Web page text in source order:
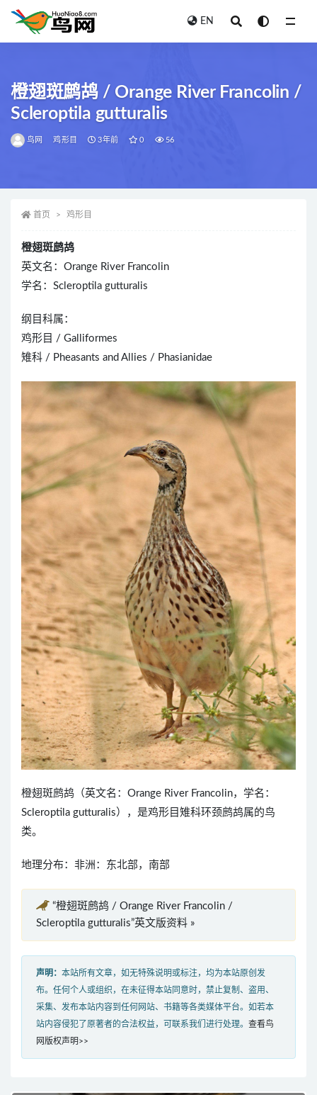
EN
橙翅斑鹧鸪 / Orange River Francolin /
Scleroptila gutturalis
鸟网 鸡形目 3年前 0 56
首页 鸡形目
橙翅斑鹧鸪
英文名：Orange River Francolin
学名：Scleroptila gutturalis
纲目科属：
鸡形目 / Galliformes
雉科 / Pheasants and Allies / Phasianidae
橙翅斑鹧鸪（英文名：Orange River Francolin，学名：
Scleroptila gutturalis），是鸡形目雉科环颈鹧鸪属的鸟
类。
地理分布：非洲：东北部，南部
“橙翅斑鹧鸪 / Orange River Francolin /
Scleroptila gutturalis”英文版资料 »
声明： 本站所有文章，如无特殊说明或标注，均为本站原创发
布。任何个人或组织，在未征得本站同意时，禁止复制、盗用、
采集、发布本站内容到任何网站、书籍等各类媒体平台。如若本
站内容侵犯了原著者的合法权益，可联系我们进行处理。 查看鸟
网版权声明>>